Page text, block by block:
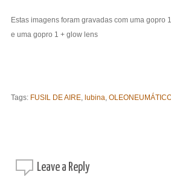
Estas imagens foram gravadas com uma gopro
e uma gopro 1 + glow lens
Tags: FUSIL DE AIRE, lubina
Leave a Reply